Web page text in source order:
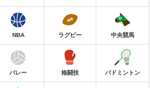
NBA ラグビー 中央競馬
バレー 格闘技 バドミントン